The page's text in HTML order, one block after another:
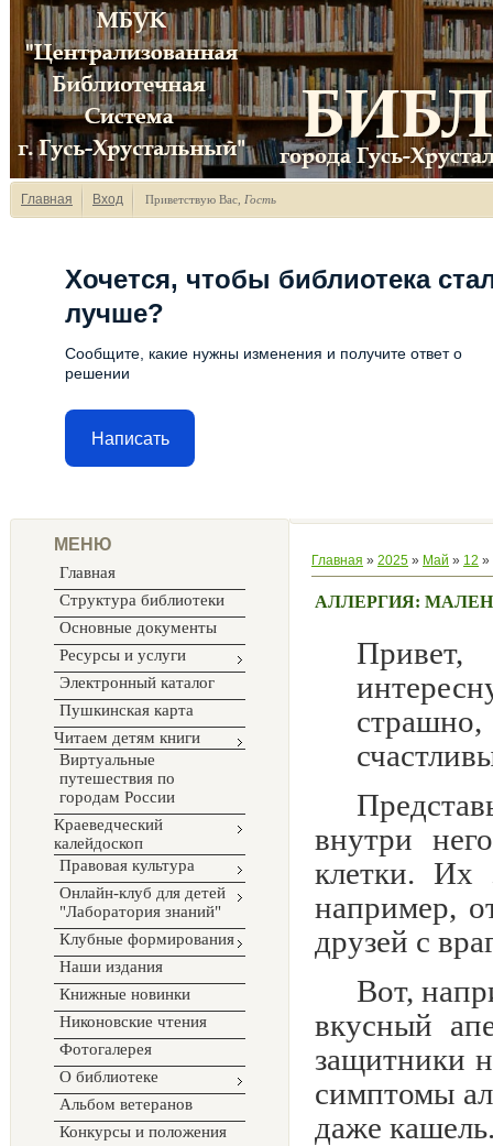
Главная Вход Приветствую Вас Гость
Хочется, чтобы библиотека
лучше?
Сообщите, какие нужны изменения и получите ответ о
решении
Написать
МЕНЮ
Главная
Структура библиотеки
Основные документы
Ресурсы и услуги
Электронный каталог
Пушкинская карта
Читаем детям книги
Виртуальные
путешествия по
городам России
Краеведческий
калейдоскоп
Правовая культура
Онлайн-клуб для детей
"Лаборатория знаний"
Клубные формирования
Наши издания
Книжные новинки
Никоновские чтения
Фотогалерея
О библиотеке
Альбом ветеранов
Конкурсы и положения
Главная » 2025 » Май » 12 »
АЛЛЕРГИЯ:
внутри
клетки. Их
например,
друзей с
Вот,
вкусный
защитники
симптомы
даже